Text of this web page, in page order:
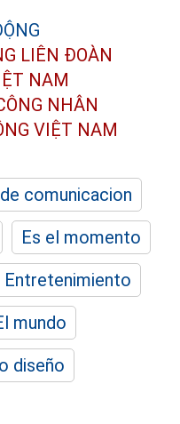
LIÊN ĐOÀN
NAM
NHÂN
VIỆT NAM
comunicacion
Es el momento
Entretenimiento
mundo
diseño